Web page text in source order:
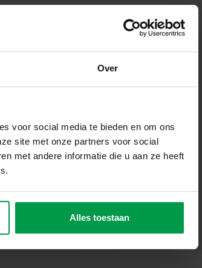
Over
voor social media te bieden en om ons
site met onze partners voor social
met andere informatie die u aan ze heeft
Alles toestaan
vinden we veiligheid erg belangrijk. Daarom
getest in de fabriek in Nederland, volgens de
met jouw Beedz avontuur
van strijkkralen en creëer de mooiste
Perfect voor eindeloos creatief speelplezier!